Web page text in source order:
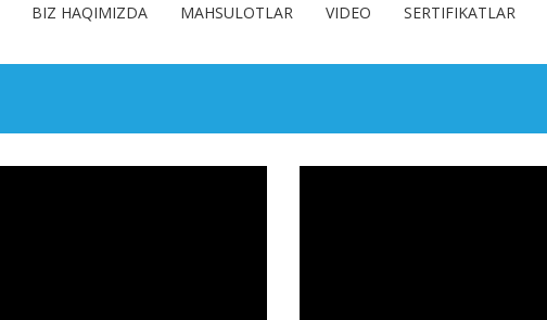
BIZ HAQIMIZDA MAHSULOTLAR VIDEO SERTIFIKATLAR